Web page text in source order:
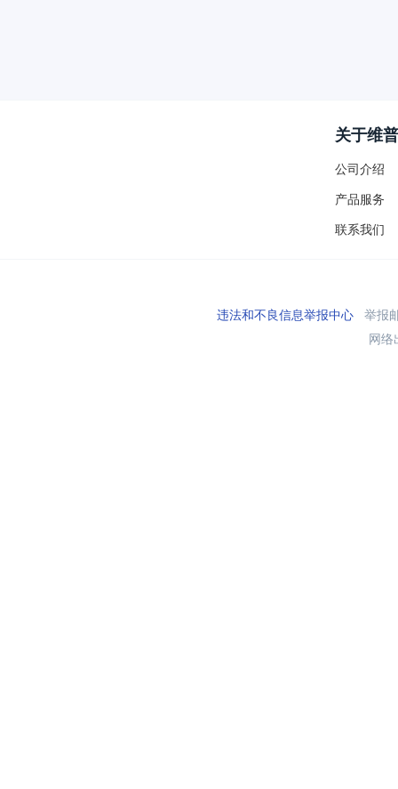
关于维普
公司介绍
产品服务
联系我们
违法和不良信息举报中心举报
网